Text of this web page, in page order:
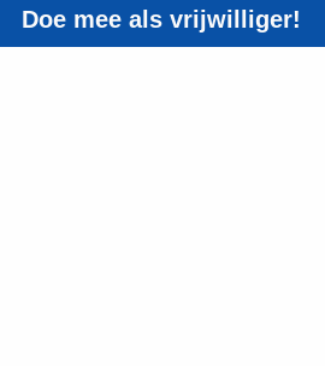
Doe mee als vrijwilliger!